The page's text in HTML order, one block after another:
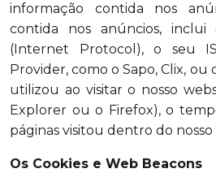
informação contida nos
contida nos anúncios,
(Internet Protocol), o seu
Provider, como o Sapo, Clix,
utilizou ao visitar o nosso
Explorer ou o Firefox), o
páginas visitou dentro do nosso
Os Cookies e Web Beacons